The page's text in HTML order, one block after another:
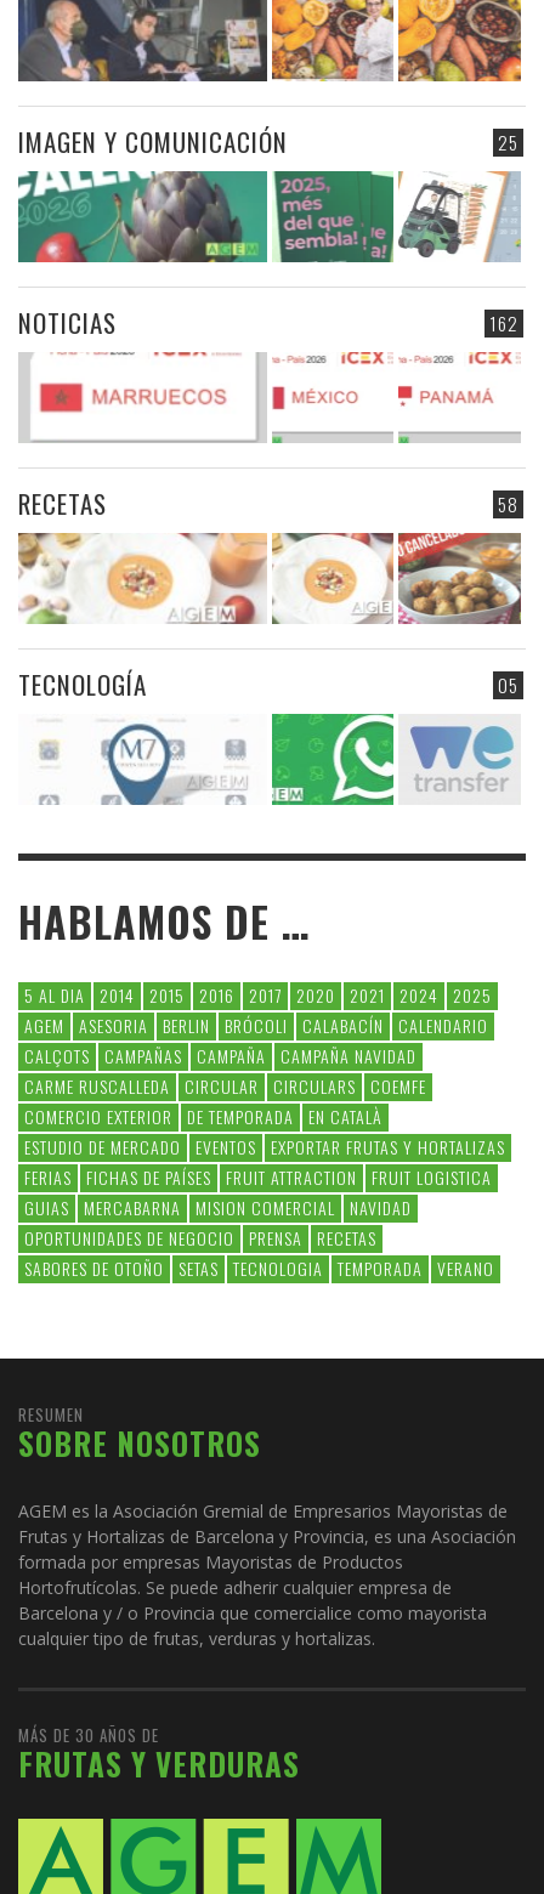
25
IMAGEN Y COMUNICACIÓN
162
NOTICIAS
58
RECETAS
05
TECNOLOGÍA
HABLAMOS DE …
5 AL DIA 2014 2015 2016 2017 2020 2021 2024
2025
AGEM
ASESORIA BERLIN BRÓCOLI CALABACÍN
CALENDARIO
CALÇOTS
CAMPAÑAS CAMPAÑA
CAMPAÑA NAVIDAD
CARME RUSCALLEDA
CIRCULAR CIRCULARS
COEMFE
COMERCIO EXTERIOR
DE TEMPORADA
EN CATALÀ
ESTUDIO DE MERCADO
EVENTOS
EXPORTAR FRUTAS Y HORTALIZAS
FERIAS
FICHAS DE PAÍSES FRUIT ATTRACTION
FRUIT LOGISTICA
GUIAS
MERCABARNA MISION COMERCIAL
NAVIDAD
OPORTUNIDADES DE NEGOCIO
PRENSA
RECETAS
SABORES DE OTOÑO
SETAS TECNOLOGIA TEMPORADA VERANO
RESUMEN
SOBRE NOSOTROS
AGEM es la Asociación Gremial de Empresarios Mayoristas de
Frutas y Hortalizas de Barcelona y Provincia, es una Asociación
formada por empresas Mayoristas de Productos
Hortofrutícolas. Se puede adherir cualquier empresa de
Barcelona y / o Provincia que comercialice como mayorista
cualquier tipo de frutas, verduras y hortalizas.
MÁS DE 30 AÑOS DE
FRUTAS Y VERDURAS